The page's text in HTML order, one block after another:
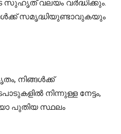
സുഹൃത് വലയം വർദ്ധിക്കും.
സമൃദ്ധിയുണ്ടാവുകയും
നിങ്ങൾക്ക്
നിന്നുള്ള നേട്ടം,
പുതിയ സ്ഥലം